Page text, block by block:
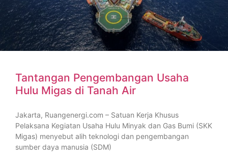
Tantangan Pengembangan Usaha
Hulu Migas di Tanah Air
Jakarta, Ruangenergi.com – Satuan Kerja Khusus
Pelaksana Kegiatan Usaha Hulu Minyak dan Gas Bumi (SKK
Migas) menyebut alih teknologi dan pengembangan
sumber daya manusia (SDM)